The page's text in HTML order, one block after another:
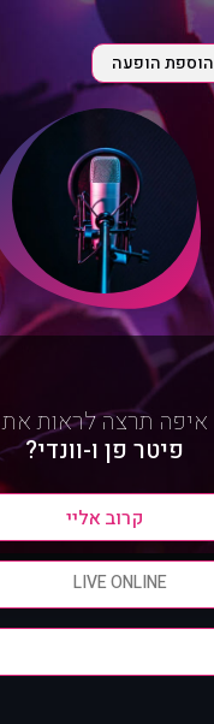
הוספת הופעה
איפה תרצה לראות את
פיטר פן ו-וונדי?
LIVE ONLINE